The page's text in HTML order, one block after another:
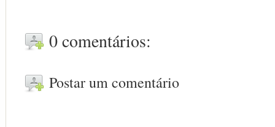
0 comentários:
Postar um comentário